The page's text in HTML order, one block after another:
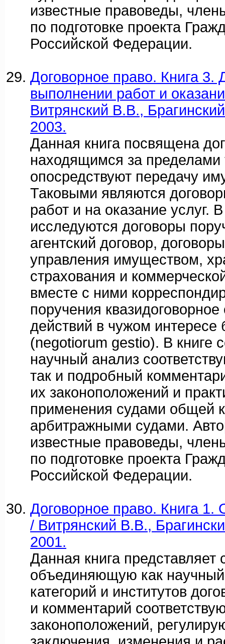
известные правоведы,
по подготовке проекта
Российской Федерации.
Договорное право. Книга 3.
выполнении работ и
Витрянский В.В.,
2003.
Данная книга посвящена
находящимся за пределами
опосредствуют передачу
Таковыми являются
работ и на оказание услуг.
исследуются договоры
агентский договор,
управления имуществом,
страхования и
вместе с ними
поручения квазидоговорное
действий в чужом интересе
(negotiorum gestio). В книге
научный анализ
так и подробный
их законоположений и
применения судами общей
арбитражными судами.
известные правоведы,
по подготовке проекта
Российской Федерации.
Договорное право. Книга
/ Витрянский В.В.,
2001.
Данная книга представляет
объединяющую как
категорий и институтов
и комментарий
законоположений,